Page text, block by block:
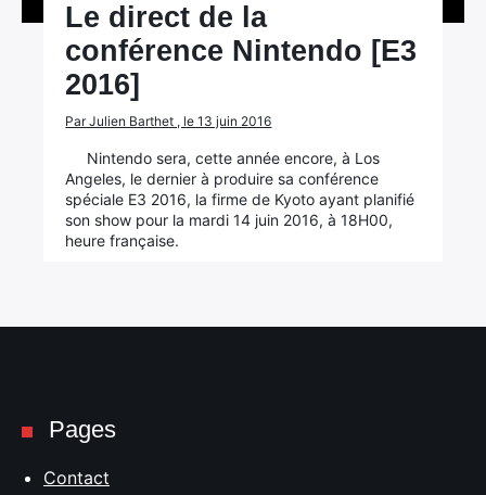
Le direct de la
conférence Nintendo [E3
2016]
Par Julien Barthet , le 13 juin 2016
Nintendo sera, cette année encore, à Los
Angeles, le dernier à produire sa conférence
spéciale E3 2016, la firme de Kyoto ayant planifié
son show pour la mardi 14 juin 2016, à 18H00,
heure française.
Pages
Contact